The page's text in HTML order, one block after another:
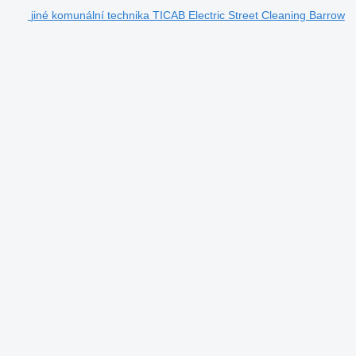
jiné komunální technika TICAB Electric Street Cleaning Barrow